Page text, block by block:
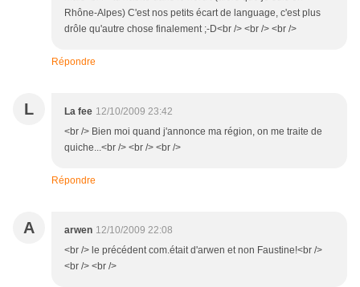
Rhône-Alpes) C'est nos petits écart de language, c'est plus
drôle qu'autre chose finalement ;-D<br /> <br /> <br />
Répondre
L La fee 12/10/2009 23:42
<br /> Bien moi quand j'annonce ma région, on me traite de
quiche...<br /> <br /> <br />
Répondre
A arwen 12/10/2009 22:08
<br /> le précédent com.était d'arwen et non Faustine!<br />
<br /> <br />